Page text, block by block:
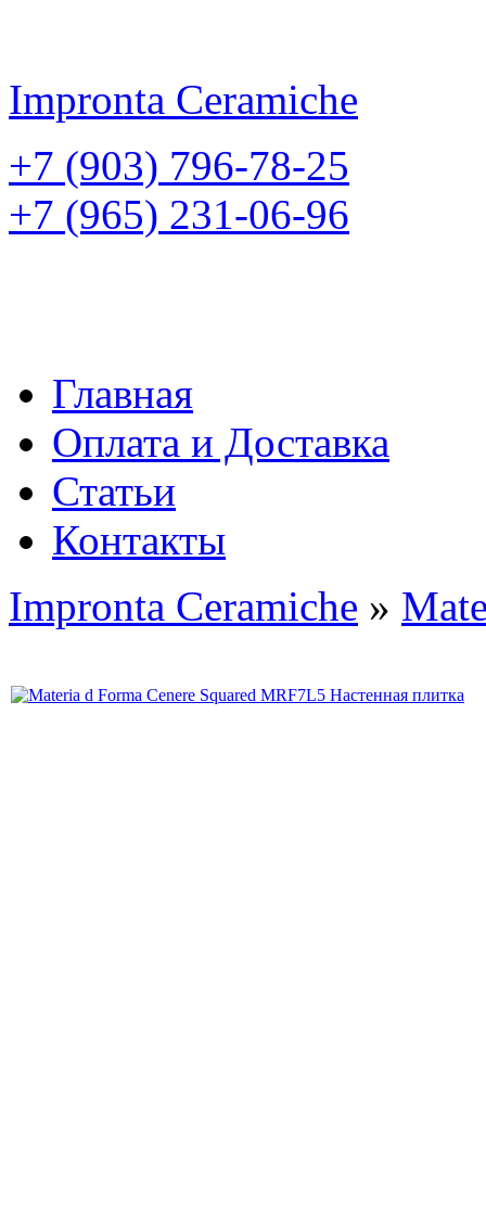
Impronta Ceramiche
+7 (903) 796-78-25
+7 (965) 231-06-96
Главная
Оплата и Доставка
Статьи
Контакты
Impronta Ceramiche »